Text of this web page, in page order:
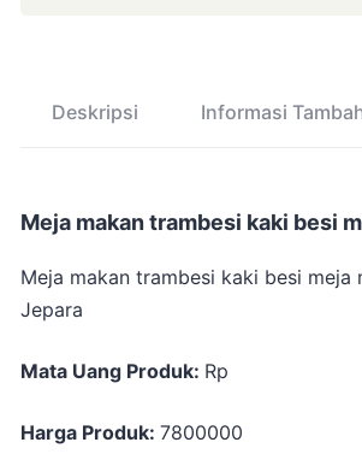
Deskripsi Informasi
Meja makan trambesi kaki besi
Meja makan trambesi kaki besi meja
Jepara
Mata Uang Produk: Rp
Harga Produk: 7800000